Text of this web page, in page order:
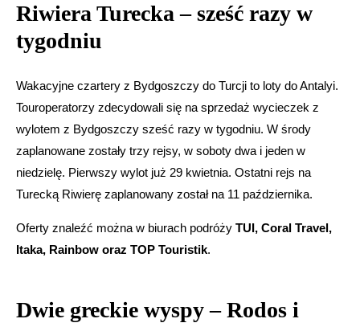
Riwiera Turecka – sześć razy w
tygodniu
Wakacyjne czartery z Bydgoszczy do Turcji to loty do Antalyi.
Touroperatorzy zdecydowali się na sprzedaż wycieczek z
wylotem z Bydgoszczy sześć razy w tygodniu. W środy
zaplanowane zostały trzy rejsy, w soboty dwa i jeden w
niedzielę. Pierwszy wylot już 29 kwietnia. Ostatni rejs na
Turecką Riwierę zaplanowany został na 11 października.
Oferty znaleźć można w biurach podróży TUI, Coral Travel,
Itaka, Rainbow oraz TOP Touristik.
Dwie greckie wyspy – Rodos i